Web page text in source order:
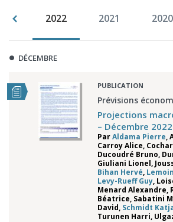
2022 2021 2020
DÉCEMBRE
PUBLICATION
Prévisions
Projections
– Décembre 2022
ParAldama Pierre,
Carroy Alice,
Ducoudré Bruno,
Giuliani Lionel,
Bihan Hervé,
Levy-Rueff Guy,
Menard Alexandre,
Béatrice, Sabatini
David, Schmidt
Turunen Harri,